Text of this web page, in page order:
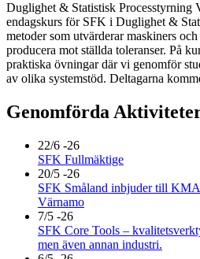
Duglighet & Statistisk Processtyrning
endagskurs för SFK i Duglighet &
metoder som utvärderar maskiners
producera mot ställda toleranser. På
praktiska övningar där vi genomför
av olika systemstöd. Deltagarna
Genomförda
22/6 -26
SFK Fullmäktige
20/5 -26
SFK Småland inbjuder till
Värnamo
7/5 -26
SFK Core Tools –
men även annan industri.